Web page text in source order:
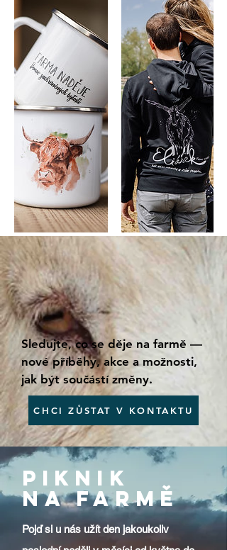
Sledujte, co se děje na farmě —
nové příběhy, akce a možnosti,
jak být součástí změny.
CHCI ZŮSTAT V KONTAKTU
PIKNIK
NA FARMĚ
Pojď si u nás užít den jakoukoliv